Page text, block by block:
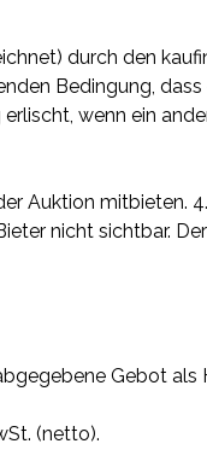
durch den
Bedingung,
wenn ein
Auktion mitbieten.
nicht sichtbar.
Gebot als
(netto).